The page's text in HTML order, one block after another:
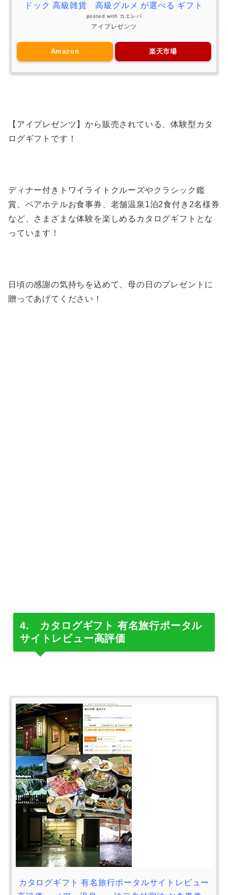
ドック 高級雑貨 高級グルメ が選べる ギフト
posted with カエレバ
アイプレゼンツ
Amazon 楽天市場
【アイプレゼンツ】から販売されている、体験型カタ
ログギフトです！
ディナー付きトワイライトクルーズやクラシック鑑
賞、ペアホテルお食事券、老舗温泉1泊2食付き2名様券
など、さまざまな体験を楽しめるカタログギフトとな
っています！
日頃の感謝の気持ちを込めて、母の日のプレゼントに
贈ってあげてください！
4. カタログギフト 有名旅行ポータル
サイトレビュー高評価
カタログギフト 有名旅行ポータルサイトレビュー